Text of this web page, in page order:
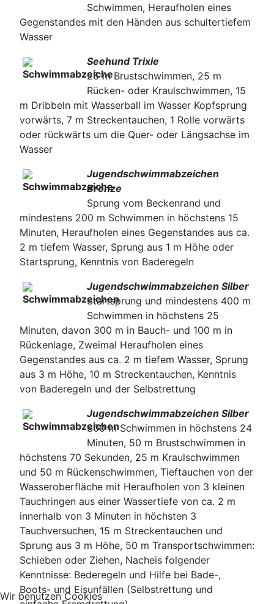
Schwimmen, Heraufholen eines
Gegenstandes mit den Händen aus schultertiefem
Wasser
Seehund Trixie
25 m Brustschwimmen, 25 m
Rücken- oder Kraulschwimmen, 15
m Dribbeln mit Wasserball im Wasser Kopfsprung
vorwärts, 7 m Streckentauchen, 1 Rolle vorwärts
oder rückwärts um die Quer- oder Längsachse im
Wasser
Jugendschwimmabzeichen
Bronze
Sprung vom Beckenrand und
mindestens 200 m Schwimmen in höchstens 15
Minuten, Heraufholen eines Gegenstandes aus ca.
2 m tiefem Wasser, Sprung aus 1 m Höhe oder
Startsprung, Kenntnis von Baderegeln
Jugendschwimmabzeichen Silber
Startsprung und mindestens 400 m
Schwimmen in höchstens 25
Minuten, davon 300 m in Bauch- und 100 m in
Rückenlage, Zweimal Heraufholen eines
Gegenstandes aus ca. 2 m tiefem Wasser, Sprung
aus 3 m Höhe, 10 m Streckentauchen, Kenntnis
von Baderegeln und der Selbstrettung
Jugendschwimmabzeichen Silber
S00 m Schwimmen in höchstens 24
Minuten, 50 m Brustschwimmen in
höchstens 70 Sekunden, 25 m Kraulschwimmen
und 50 m Rückenschwimmen, Tieftauchen von der
Wasseroberfläche mit Heraufholen von 3 kleinen
Tauchringen aus einer Wassertiefe von ca. 2 m
innerhalb von 3 Minuten in höchsten 3
Tauchversuchen, 15 m Streckentauchen und
Sprung aus 3 m Höhe, 50 m Transportschwimmen:
Schieben oder Ziehen, Nacheis folgender
Kenntnisse: Bederegeln und Hilfe bei Bade-,
Boots- und Eisunfällen (Selbstrettung und
Wir benutzen Cookies